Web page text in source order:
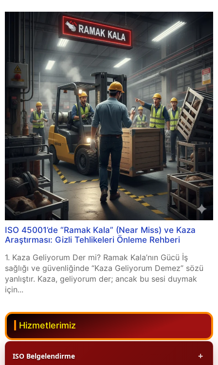
ISO 45001’de “Ramak Kala” (Near Miss) ve Kaza
Araştırması: Gizli Tehlikeleri Önleme Rehberi
1. Kaza Geliyorum Der mi? Ramak Kala’nın Gücü İş
sağlığı ve güvenliğinde “Kaza Geliyorum Demez” sözü
yanlıştır. Kaza, geliyorum der; ancak bu sesi duymak
için...
Hizmetlerimiz
ISO Belgelendirme +